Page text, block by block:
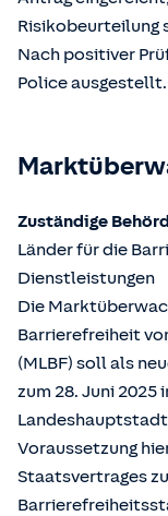
Risikobeurteilung
Nach positiver
Police ausgestellt.
Zuständige
Länder für die
Dienstleistungen
Die
Barrierefreiheit
(MLBF) soll als
zum 28. Juni 2025
Voraussetzung
Staatsvertrages